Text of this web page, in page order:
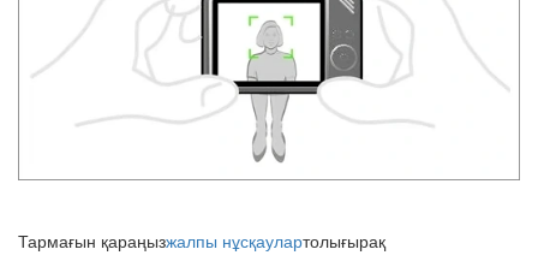
Тармағын қараңызжалпы нұсқаулартолығырақ